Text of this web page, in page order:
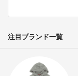
注目ブランド一覧